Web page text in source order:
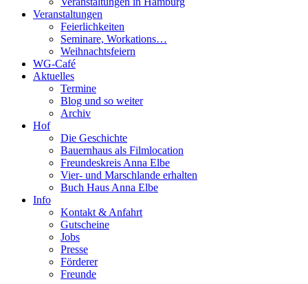
Veranstaltungen
Feierlichkeiten
Seminare, Workations…
Weihnachtsfeiern
WG-Café
Aktuelles
Termine
Blog und so weiter
Archiv
Hof
Die Geschichte
Bauernhaus als Filmlocation
Freundeskreis Anna Elbe
Vier- und Marschlande erhalten
Buch Haus Anna Elbe
Info
Kontakt & Anfahrt
Gutscheine
Jobs
Presse
Förderer
Freunde